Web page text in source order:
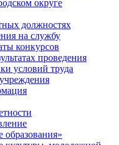
округе
должностях
на службу
конкурсов
проведения
условий труда